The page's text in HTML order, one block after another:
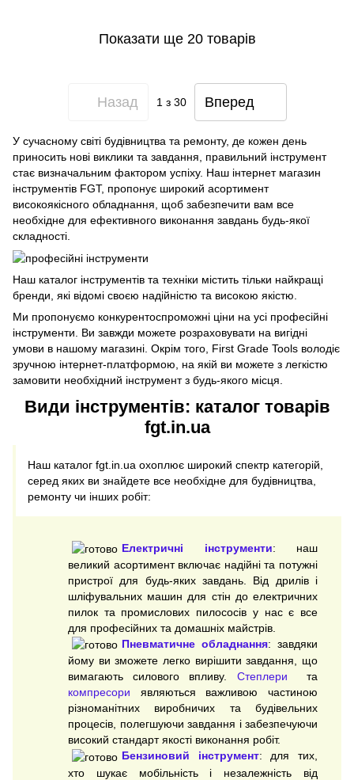
Показати ще 20 товарів
Назад 1 з 30 Вперед
У сучасному світі будівництва та ремонту, де кожен день
приносить нові виклики та завдання, правильний інструмент
стає визначальним фактором успіху. Наш інтернет магазин
інструментів FGT, пропонує широкий асортимент
високоякісного обладнання, щоб забезпечити вам все
необхідне для ефективного виконання завдань будь-якої
складності.
Наш каталог інструментів та техніки містить тільки найкращі
бренди, які відомі своєю надійністю та високою якістю.
Ми пропонуємо конкурентоспроможні ціни на усі професійні
інструменти. Ви завжди можете розраховувати на вигідні
умови в нашому магазині. Окрім того, First Grade Tools володіє
зручною інтернет-платформою, на якій ви можете з легкістю
замовити необхідний інструмент з будь-якого місця.
Види інструментів: каталог товарів
fgt.in.ua
Наш каталог fgt.in.ua охоплює широкий спектр категорій,
серед яких ви знайдете все необхідне для будівництва,
ремонту чи інших робіт:
Електричні інструменти: наш
великий асортимент включає надійні та потужні
пристрої для будь-яких завдань. Від дрилів і
шліфувальних машин для стін до електричних
пилок та промислових пилососів у нас є все
для професійних та домашніх майстрів.
Пневматичне обладнання: завдяки
йому ви зможете легко вирішити завдання, що
вимагають силового впливу. Степлери
та
компресори являються важливою частиною
різноманітних виробничих та будівельних
процесів, полегшуючи завдання і забезпечуючи
високий стандарт якості виконання робіт.
Бензиновий інструмент: для тих,
хто шукає мобільність і незалежність від